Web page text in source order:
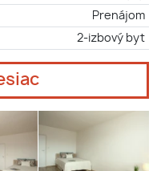
Prenájom
2-izbový byt